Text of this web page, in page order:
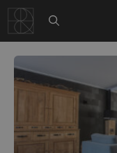
naar
de
inhoud